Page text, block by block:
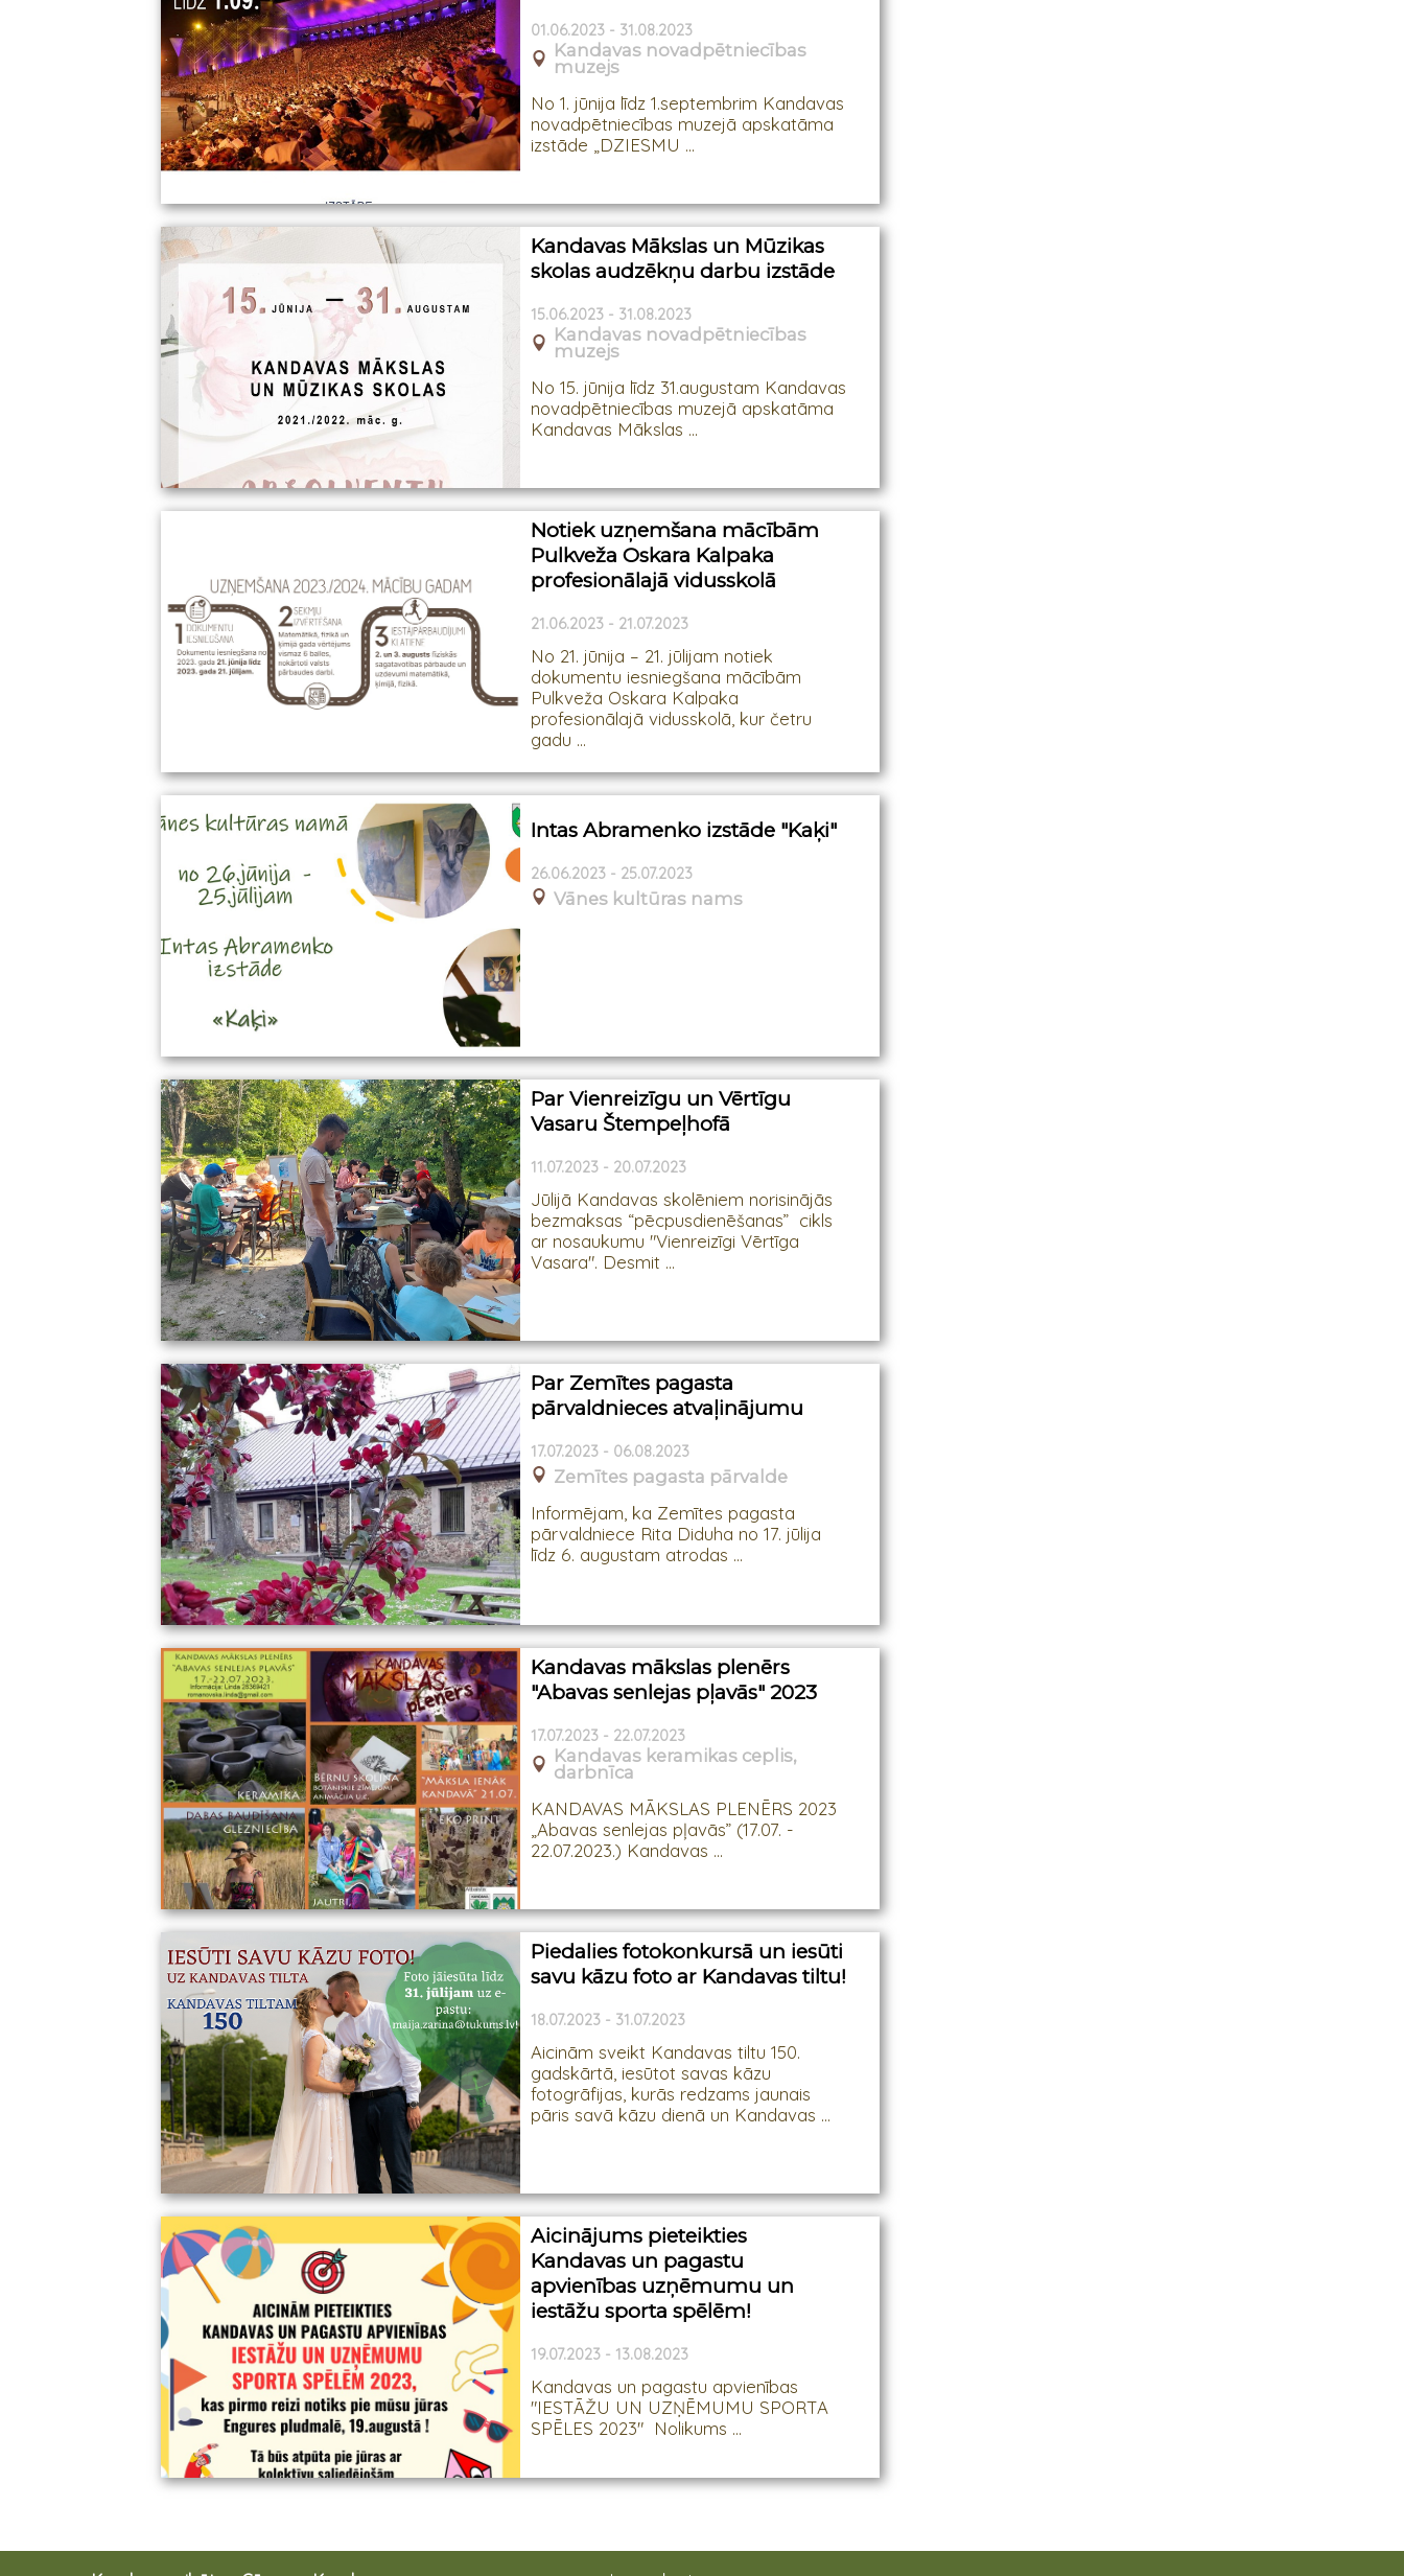
01.06.2023 - 31.08.2023
Kandavas novadpētniecības
muzejs
No 1. jūnija līdz 1.septembrim Kandavas
novadpētniecības muzejā apskatāma
izstāde „DZIESMU ...
Kandavas Mākslas un Mūzikas
skolas audzēkņu darbu izstāde
15.06.2023 - 31.08.2023
Kandavas novadpētniecības
muzejs
No 15. jūnija līdz 31.augustam Kandavas
novadpētniecības muzejā apskatāma
Kandavas Mākslas ...
Notiek uzņemšana mācībām
Pulkveža Oskara Kalpaka
profesionālajā vidusskolā
21.06.2023 - 21.07.2023
No 21. jūnija – 21. jūlijam notiek
dokumentu iesniegšana mācībām
Pulkveža Oskara Kalpaka
profesionālajā vidusskolā, kur četru
gadu ...
Intas Abramenko izstāde "Kaķi"
26.06.2023 - 25.07.2023
Vānes kultūras nams
Par Vienreizīgu un Vērtīgu
Vasaru Štempeļhofā
11.07.2023 - 20.07.2023
Jūlijā Kandavas skolēniem norisinājās
bezmaksas “pēcpusdienēšanas” cikls
ar nosaukumu "Vienreizīgi Vērtīga
Vasara". Desmit ...
Par Zemītes pagasta
pārvaldnieces atvaļinājumu
17.07.2023 - 06.08.2023
Zemītes pagasta pārvalde
Informējam, ka Zemītes pagasta
pārvaldniece Rita Diduha no 17. jūlija
līdz 6. augustam atrodas ...
Kandavas mākslas plenērs
"Abavas senlejas pļavās" 2023
17.07.2023 - 22.07.2023
Kandavas keramikas ceplis,
darbnīca
KANDAVAS MĀKSLAS PLENĒRS 2023
„Abavas senlejas pļavās” (17.07. -
22.07.2023.) Kandavas ...
Piedalies fotokonkursā un iesūti
savu kāzu foto ar Kandavas tiltu!
18.07.2023 - 31.07.2023
Aicinām sveikt Kandavas tiltu 150.
gadskārtā, iesūtot savas kāzu
fotogrāfijas, kurās redzams jaunais
pāris savā kāzu dienā un Kandavas ...
Aicinājums pieteikties
Kandavas un pagastu
apvienības uzņēmumu un
iestāžu sporta spēlēm!
19.07.2023 - 13.08.2023
Kandavas un pagastu apvienības
"IESTĀŽU UN UZŅĒMUMU SPORTA
SPĒLES 2023" Nolikums ...